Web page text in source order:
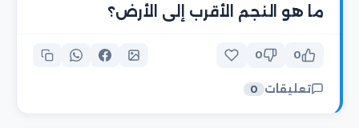
ما هو النجم الأقرب إلى الأرض؟
0
0
تعليقات 0